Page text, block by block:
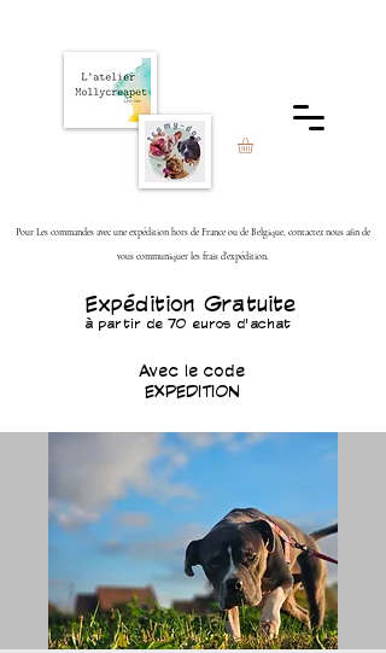
Pour Les commandes avec une expédition hors de France ou de Belgique, contactez nous afin de
vous communiquer les frais d'expédition.
Expédition Gratuite
à partir de 70 euros d'achat
Avec le code
EXPEDITION